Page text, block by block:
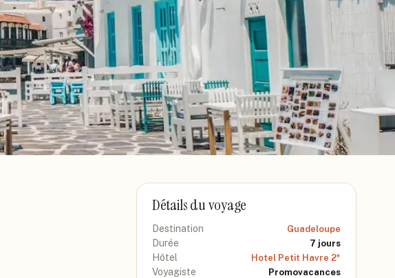
Détails du voyage
Destination Guadeloupe
Durée 7 jours
Hôtel Hotel Petit Havre 2*
Voyagiste Promovacances